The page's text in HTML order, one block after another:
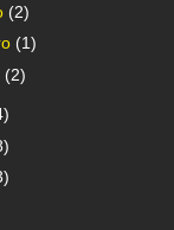
(2)
(1)
(2)